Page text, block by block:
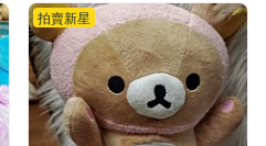
拍賣新星